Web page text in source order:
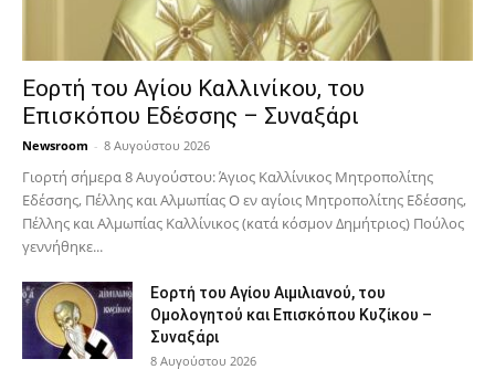
Εορτή του Αγίου Καλλινίκου, του
Επισκόπου Εδέσσης – Συναξάρι
Newsroom - 8 Αυγούστου 2026
Γιορτή σήμερα 8 Αυγούστου: Άγιος Καλλίνικος Μητροπολίτης
Εδέσσης, Πέλλης και Αλμωπίας Ο εν αγίοις Μητροπολίτης Εδέσσης,
Πέλλης και Αλμωπίας Καλλίνικος (κατά κόσμον Δημήτριος) Πούλος
γεννήθηκε...
Εορτή του Αγίου Αιμιλιανού, του
Ομολογητού και Επισκόπου Κυζίκου –
Συναξάρι
8 Αυγούστου 2026